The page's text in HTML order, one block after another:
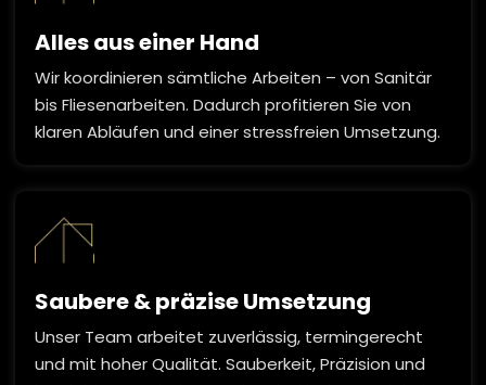
Alles aus einer Hand
Wir koordinieren sämtliche Arbeiten – von Sanitär
bis Fliesenarbeiten. Dadurch profitieren Sie von
klaren Abläufen und einer stressfreien Umsetzung.
Saubere & präzise Umsetzung
Unser Team arbeitet zuverlässig, termingerecht
und mit hoher Qualität. Sauberkeit, Präzision und